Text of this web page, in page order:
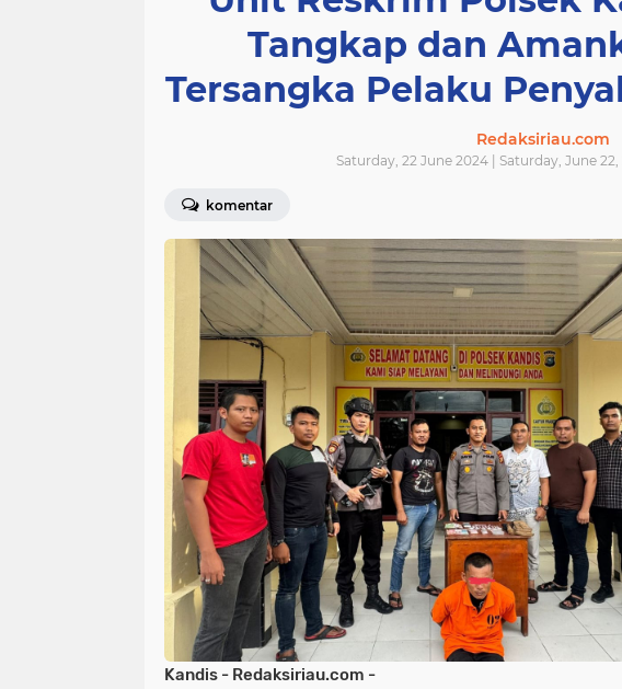
Tangkap dan
Tersangka Pelaku
Redaksiriau.com
Saturday, 22 June 2024 | Saturday, June 22,
komentar
Kandis - Redaksiriau.com -